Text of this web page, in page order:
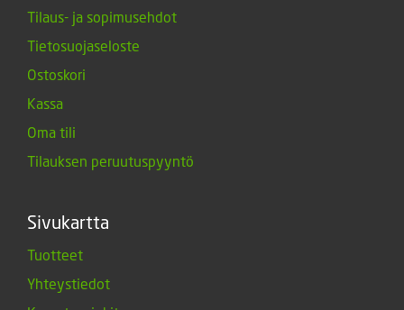
Tilaus- ja sopimusehdot
Tietosuojaseloste
Ostoskori
Kassa
Oma tili
Tilauksen peruutuspyyntö
Sivukartta
Tuotteet
Yhteystiedot